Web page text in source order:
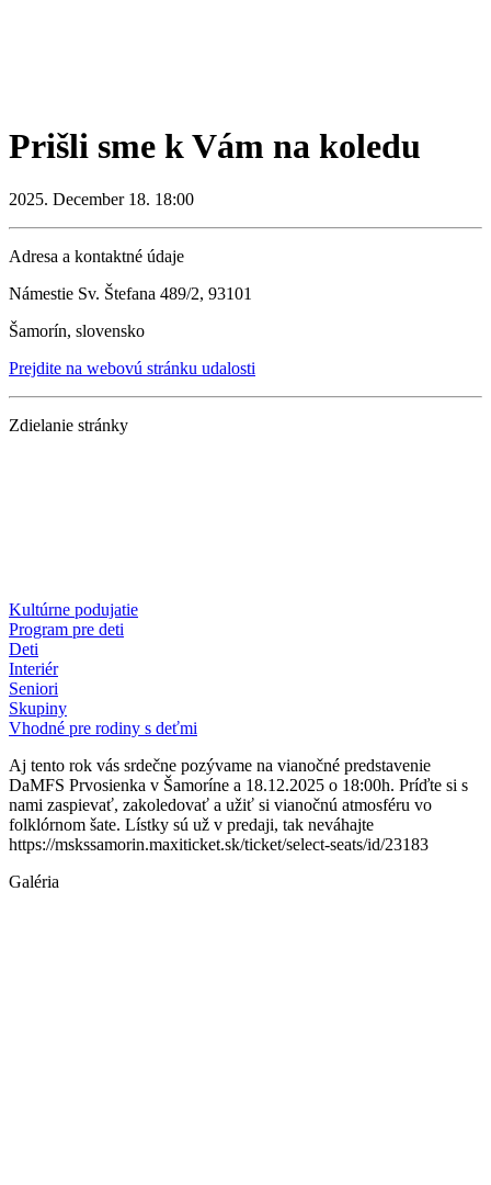
Prišli sme k Vám na koledu
2025. December 18. 18:00
Adresa a kontaktné údaje
Námestie Sv. Štefana 489/2, 93101
Šamorín, slovensko
Prejdite na webovú stránku udalosti
Zdielanie stránky
Kultúrne podujatie
Program pre deti
Deti
Interiér
Seniori
Skupiny
Vhodné pre rodiny s deťmi
Aj tento rok vás srdečne pozývame na vianočné predstavenie
DaMFS Prvosienka v Šamoríne a 18.12.2025 o 18:00h. Príďte si s
nami zaspievať, zakoledovať a užiť si vianočnú atmosféru vo
folklórnom šate. Lístky sú už v predaji, tak neváhajte
https://mskssamorin.maxiticket.sk/ticket/select-seats/id/23183
Galéria